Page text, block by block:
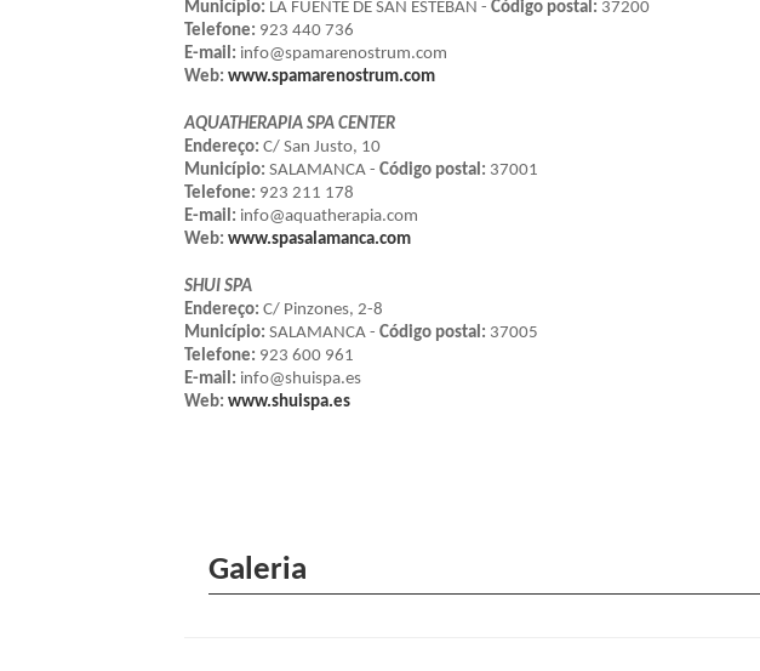
Município: LA FUENTE DE SAN ESTEBAN - Código postal: 37200
Telefone: 923 440 736
E-mail: info@spamarenostrum.com
Web: www.spamarenostrum.com
AQUATHERAPIA SPA CENTER
Endereço: C/ San Justo, 10
Município: SALAMANCA - Código postal: 37001
Telefone: 923 211 178
E-mail: info@aquatherapia.com
Web: www.spasalamanca.com
SHUI SPA
Endereço: C/ Pinzones, 2-8
Município: SALAMANCA - Código postal: 37005
Telefone: 923 600 961
E-mail: info@shuispa.es
Web: www.shuispa.es
Galeria